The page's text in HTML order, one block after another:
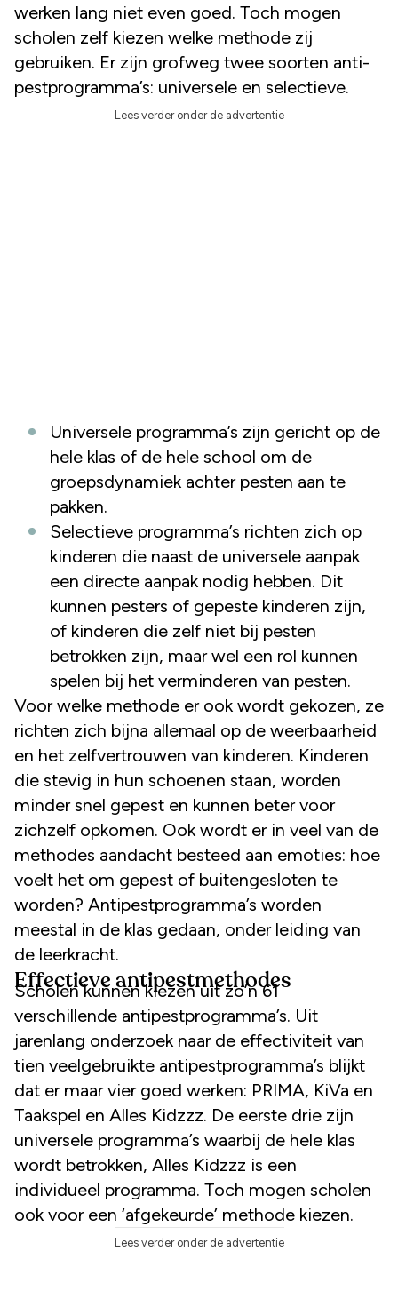
werken lang niet even goed. Toch mogen
scholen zelf kiezen welke methode zij
gebruiken. Er zijn grofweg twee soorten anti-
pestprogramma’s: universele en selectieve.
Lees verder onder de advertentie
Universele programma’s zijn gericht op de
hele klas of de hele school om de
groepsdynamiek achter pesten aan te
pakken.
Selectieve programma’s richten zich op
kinderen die naast de universele aanpak
een directe aanpak nodig hebben. Dit
kunnen pesters of gepeste kinderen zijn,
of kinderen die zelf niet bij pesten
betrokken zijn, maar wel een rol kunnen
spelen bij het verminderen van pesten.
Voor welke methode er ook wordt gekozen, ze
richten zich bijna allemaal op de weerbaarheid
en het zelfvertrouwen van kinderen. Kinderen
die stevig in hun schoenen staan, worden
minder snel gepest en kunnen beter voor
zichzelf opkomen. Ook wordt er in veel van de
methodes aandacht besteed aan emoties: hoe
voelt het om gepest of buitengesloten te
worden? Antipestprogramma’s worden
meestal in de klas gedaan, onder leiding van
de leerkracht.
Effectieve antipestmethodes
Scholen kunnen kiezen uit zo’n 61
verschillende antipestprogramma’s. Uit
jarenlang onderzoek naar de effectiviteit van
tien veelgebruikte antipestprogramma’s blijkt
dat er maar vier goed werken: PRIMA, KiVa en
Taakspel en Alles Kidzzz. De eerste drie zijn
universele programma’s waarbij de hele klas
wordt betrokken, Alles Kidzzz is een
individueel programma. Toch mogen scholen
ook voor een ‘afgekeurde’ methode kiezen.
Lees verder onder de advertentie